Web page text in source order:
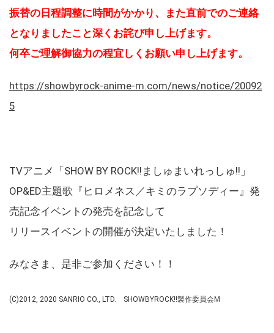
振替の日程調整に時間がかかり、また直前でのご連絡
となりましたこと深くお詫び申し上げます。
何卒ご理解御協力の程宜しくお願い申し上げます。
https://showbyrock-anime-m.com/news/notice/20092
5
TVアニメ「SHOW BY ROCK!!ましゅまいれっしゅ!!」
OP&ED主題歌『ヒロメネス／キミのラプソディー』発
売記念イベントの発売を記念して
リリースイベントの開催が決定いたしました！
みなさま、是非ご参加ください！！
(C)2012, 2020 SANRIO CO., LTD. SHOWBYROCK!!製作委員会M